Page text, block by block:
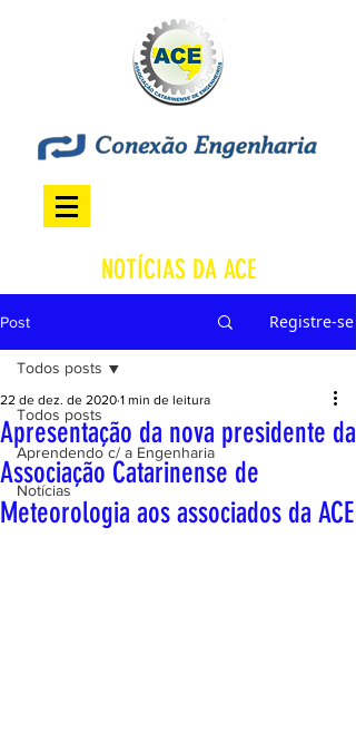
NOTÍCIAS DA ACE
Post Registre-se
Todos posts
Aprendendo c/ a Engenharia
Notícias
Todos posts
Apresentação da nova presidente da
Associação Catarinense de
Meteorologia aos associados da ACE
22 de dez. de 2020 1 min de leitura